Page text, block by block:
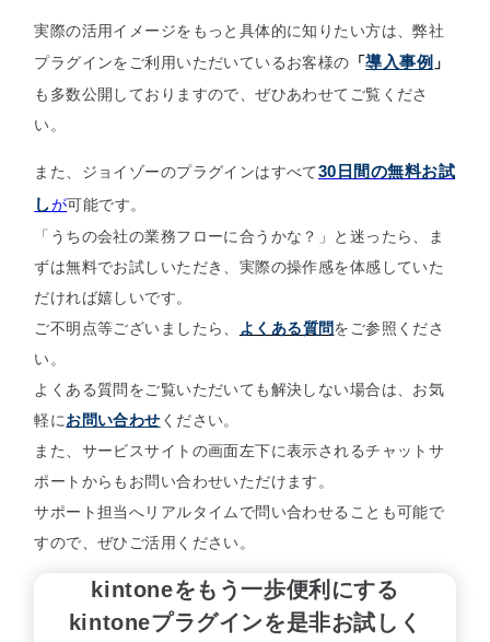
実際の活用イメージをもっと具体的に知りたい方は、弊社
プラグインをご利用いただいているお客様の 「導入事例 」
も多数公開しておりますので、ぜひあわせてご覧くださ
い。
また、ジョイゾーのプラグインはすべて30日間の無料お試
しが可能です。
「うちの会社の業務フローに合うかな？」と迷ったら、ま
ずは無料でお試しいただき、実際の操作感を体感していた
だければ嬉しいです。
ご不明点等ございましたら、
よくある質問をご参照くださ
い。
よくある質問をご覧いただいても解決しない場合は、お気
軽にお問い合わせ ください。
また、サービスサイトの画面左下に表示されるチャットサ
ポートからもお問い合わせいただけます。
サポート担当へリアルタイムで問い合わせることも可能で
すので、ぜひご活用ください。
kintoneをもう一歩便利にする
kintoneプラグインを是非お試しく